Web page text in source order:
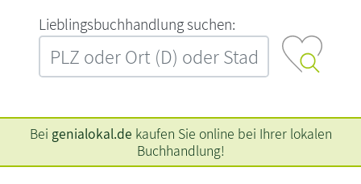
L‍i‍e‍b‍l‍i‍n‍g‍s‍b‍u‍c‍h‍h‍a‍n‍d‍l‍u‍n‍g‍ ‍s‍u‍c‍h‍e‍n‍:‍
Bei genialokal.de kaufen Sie online bei Ihrer lokalen
Buchhandlung!